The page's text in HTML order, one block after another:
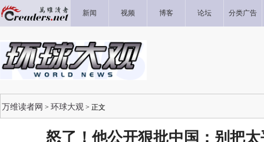
新闻 视频 博客 论坛 分类广告
万维读者网 > 环球大观 > 正文
怒了！他公开狠批中国：别把